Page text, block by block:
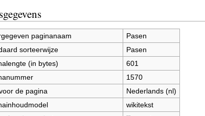
paginanaam
Pasen
sorteerwijze
Pasen
(in bytes)
601
1570
de pagina
Nederlands (nl)
wikitekst